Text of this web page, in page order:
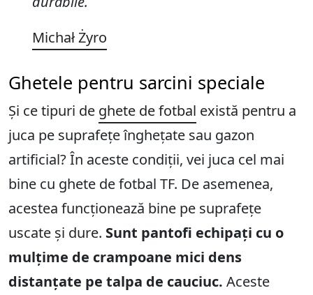
Michał Żyro
Ghetele pentru sarcini speciale
Și ce tipuri de ghete de fotbal există pentru a
juca pe suprafețe înghețate sau gazon
artificial? În aceste condiții, vei juca cel mai
bine cu ghete de fotbal TF. De asemenea,
acestea funcționează bine pe suprafețe
uscate și dure. Sunt pantofi echipați cu o
mulțime de crampoane mici dens
distanțate pe talpa de cauciuc. Aceste